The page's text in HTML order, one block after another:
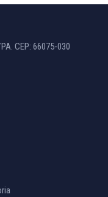
CEP: 66075-030